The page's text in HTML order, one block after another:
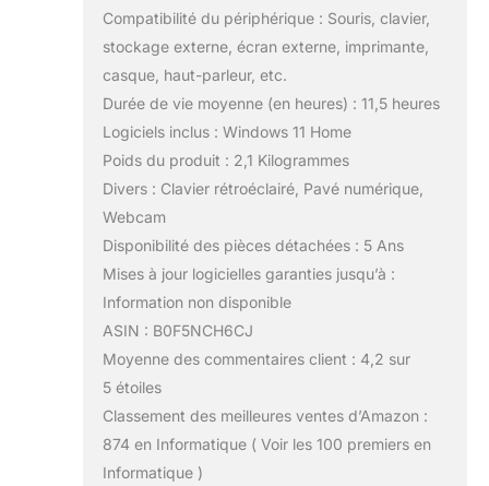
Compatibilité du périphérique : Souris, clavier,
stockage externe, écran externe, imprimante,
casque, haut-parleur, etc.
Durée de vie moyenne (en heures) : 11,5 heures
Logiciels inclus : Windows 11 Home
Poids du produit : 2,1 Kilogrammes
Divers : Clavier rétroéclairé, Pavé numérique,
Webcam
Disponibilité des pièces détachées : 5 Ans
Mises à jour logicielles garanties jusqu’à :
Information non disponible
ASIN : B0F5NCH6CJ
Moyenne des commentaires client : 4,2 sur
5 étoiles
Classement des meilleures ventes d’Amazon :
874 en Informatique ( Voir les 100 premiers en
Informatique )